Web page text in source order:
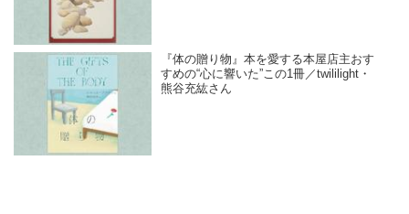
『体の贈り物』本を愛する本屋店主おす
すめの“心に響いた”この1冊／twililight・
熊谷充紘さん